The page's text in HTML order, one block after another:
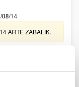
08/14
ARTE ZABALIK.
Bibliografikoak